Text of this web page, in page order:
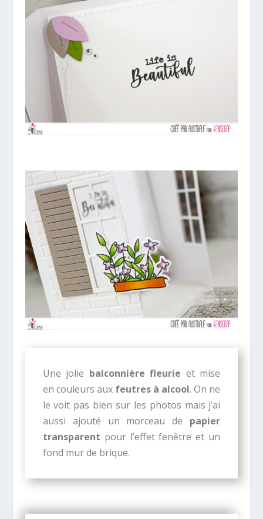
Une jolie balconnière fleurie et mise
en couleurs aux feutres à alcool. On ne
le voit pas bien sur les photos mais j’ai
aussi ajouté un morceau de papier
transparent pour l’effet fenêtre et un
fond mur de brique.